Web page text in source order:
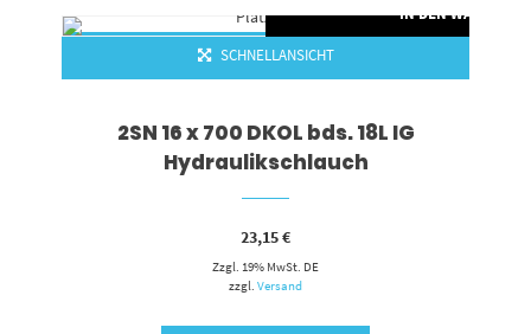
IN DEN
SCHNELLANSICHT
2SN 16 x 700 DKOL bds. 18L IG
Hydraulikschlauch
23,15€
Zzgl. 19% MwSt. DE
zzgl.Versand